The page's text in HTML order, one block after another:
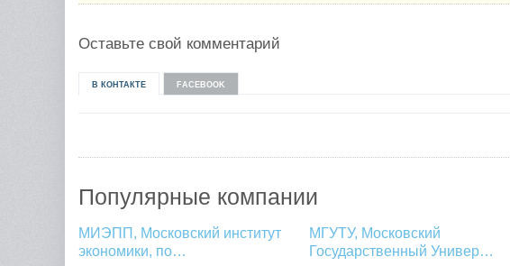
Оставьте свой комментарий
В КОНТАКТЕ FACEBOOK
Популярные компании
МИЭПП, Московский институт
экономики, по…
МГУТУ, Московский
Государственный Универ…